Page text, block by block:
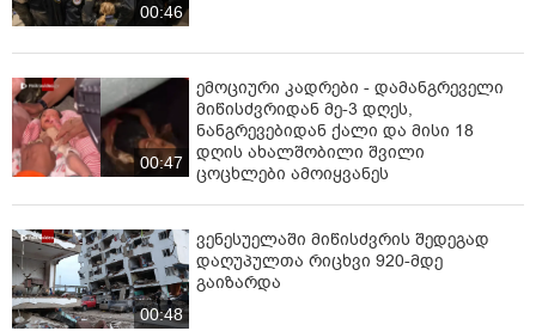
00:46
00:47
ემოციური კადრები - დამანგრეველი
მიწისძვრიდან მე-3 დღეს,
ნანგრევებიდან ქალი და მისი 18
დღის ახალშობილი შვილი
ცოცხლები ამოიყვანეს
00:48
ვენესუელაში მიწისძვრის შედეგად
დაღუპულთა რიცხვი 920-მდე
გაიზარდა